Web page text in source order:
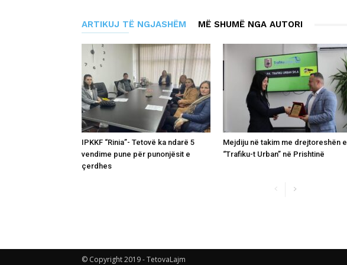
ARTIKUJ TË NGJASHËM MË SHUMË NGA AUTORI
IPKKF “Rinia”- Tetovë ka ndarë 5
vendime pune për punonjësit e
çerdhes
Mejdiju në takim me drejtoreshën e
“Trafiku-t Urban” në Prishtinë
© Copyright 2019 - TetovaLajm